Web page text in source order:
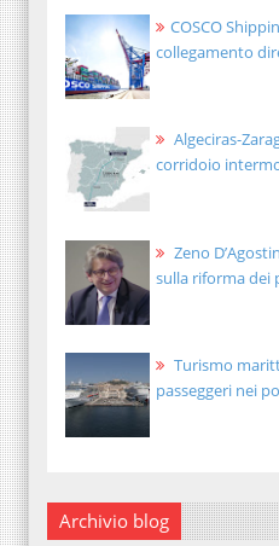
COSCO
collegamento
Algeciras-
corridoio
Zeno
sulla riforma dei
Turismo
passeggeri nei
Archivio blog